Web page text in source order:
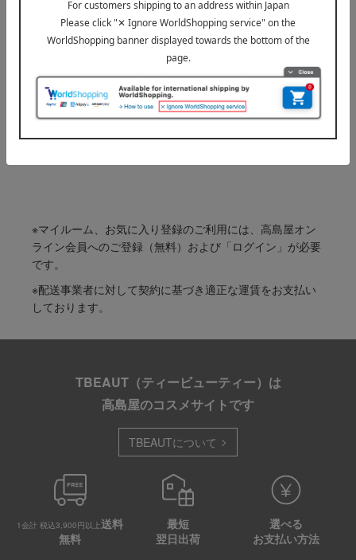
お申し込み締切日は商品により異なります。詳しくは商
品詳細画面をご覧ください。
品数に限りがございます。売切れの節はご容赦くださ
商品の写真はイメージです。実際にお届けする商品は掲
※マイルーム、お気に入り登録のご利用には、高島屋オン
ライン会員へのご登録（無料）および「ログイン」が必要
です。
※配送事業者に対して契約に基づき適正な運賃をお支払い
しております。
TBEAUT（ティービューティー）は
高島屋のコスメサイトです
TBEAUTについて
1会計 税込3,900円以上送料
無料
最短
翌日出荷
選べる
お支払い方法